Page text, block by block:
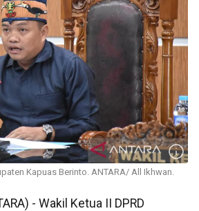
Kapuas Berinto. ANTARA/ All Ikhwan.
- Wakil Ketua II DPRD